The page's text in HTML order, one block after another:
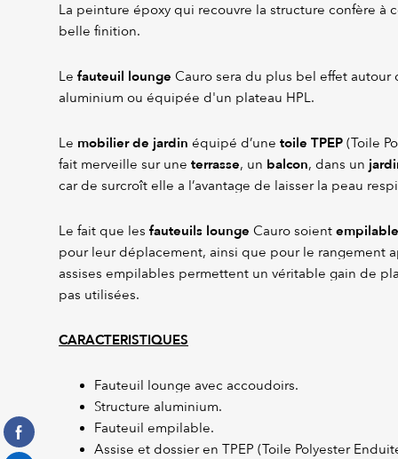
La peinture époxy qui recouvre la structure confère à
belle finition.
Le fauteuil lounge Cauro sera du plus bel effet
aluminium ou équipée d'un plateau HPL.
Le mobilier de jardin équipé d’une toile TPEP (Toile
fait merveille sur une terrasse, un balcon, dans un
car de surcroît elle a l’avantage de laisser la peau
Le fait que les fauteuils lounge Cauro soient
pour leur déplacement, ainsi que pour le rangement
assises empilables permettent un véritable gain de
pas utilisées.
CARACTERISTIQUES
Fauteuil lounge avec accoudoirs.
Structure aluminium.
Fauteuil empilable.
Assise et dossier en TPEP (Toile Polyester